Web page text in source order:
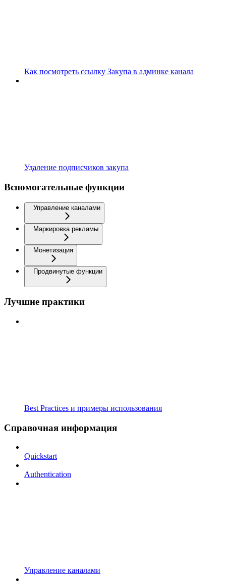
Как посмотреть ссылку Закупа в админке канала
Удаление подписчиков закупа
Вспомогательные функции
Управление каналами
Маркировка рекламы
Монетизация
Продвинутые функции
Лучшие практики
Best Practices и примеры использования
Справочная информация
Quickstart
Authentication
Управление каналами